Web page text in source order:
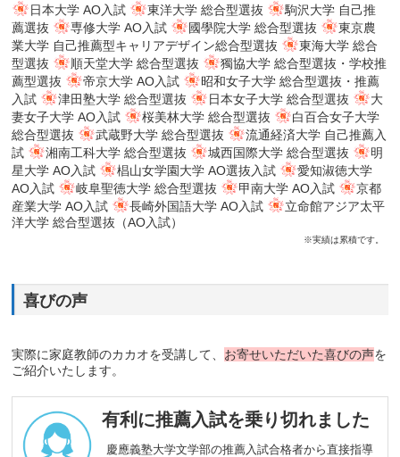
日本大学 AO入試
東洋大学 総合型選抜
駒沢大学 自己推
薦選抜
専修大学 AO入試 國學院大学 総合型選抜
東京農
業大学 自己推薦型キャリアデザイン総合型選抜
東海大学 総合
型選抜
順天堂大学 総合型選抜
獨協大学 総合型選抜・学校推
薦型選抜
帝京大学 AO入試
昭和女子大学 総合型選抜・推薦
入試
津田塾大学 総合型選抜 日本女子大学 総合型選抜
大
妻女子大学 AO入試
桜美林大学 総合型選抜
白百合女子大学
総合型選抜
武蔵野大学 総合型選抜
流通経済大学 自己推薦入
試
湘南工科大学 総合型選抜 城西国際大学 総合型選抜
明
星大学 AO入試
椙山女学園大学 AO選抜入試
愛知淑徳大学
AO入試
岐阜聖徳大学 総合型選抜 甲南大学 AO入試
京都
産業大学 AO入試
長崎外国語大学 AO入試
立命館アジア太平
洋大学 総合型選抜（AO入試）
※実績は累積です。
喜びの声
実際に家庭教師のカカオを受講して、 お寄せいただいた喜びの声を
ご紹介いたします。
有利に推薦入試を乗り切れました
慶應義塾大学文学部の推薦入試合格者から直接指導